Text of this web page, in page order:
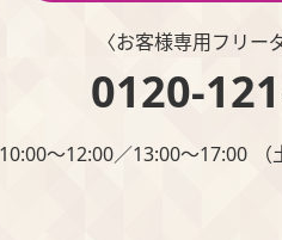
〈お客様専⽤フリー
0120-
10:00～12:00∕13:00～17:00 （